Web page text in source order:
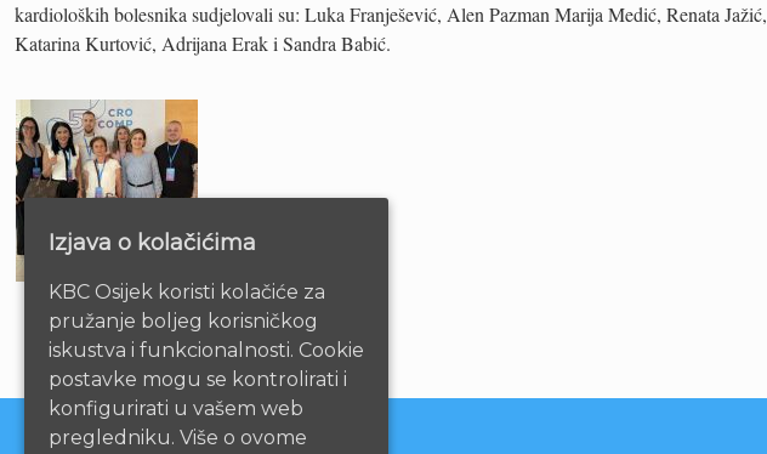
kardioloških bolesnika sudjelovali su: Luka Franješević, Alen Pazman Marija Medić, Renata Jažić,
Katarina Kurtović, Adrijana Erak i Sandra Babić.
Izjava o kolačićima
KBC Osijek koristi kolačiće za
pružanje boljeg korisničkog
iskustva i funkcionalnosti. Cookie
postavke mogu se kontrolirati i
konfigurirati u vašem web
pregledniku. Više o ovome